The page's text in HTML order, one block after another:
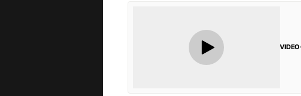
VIDEO